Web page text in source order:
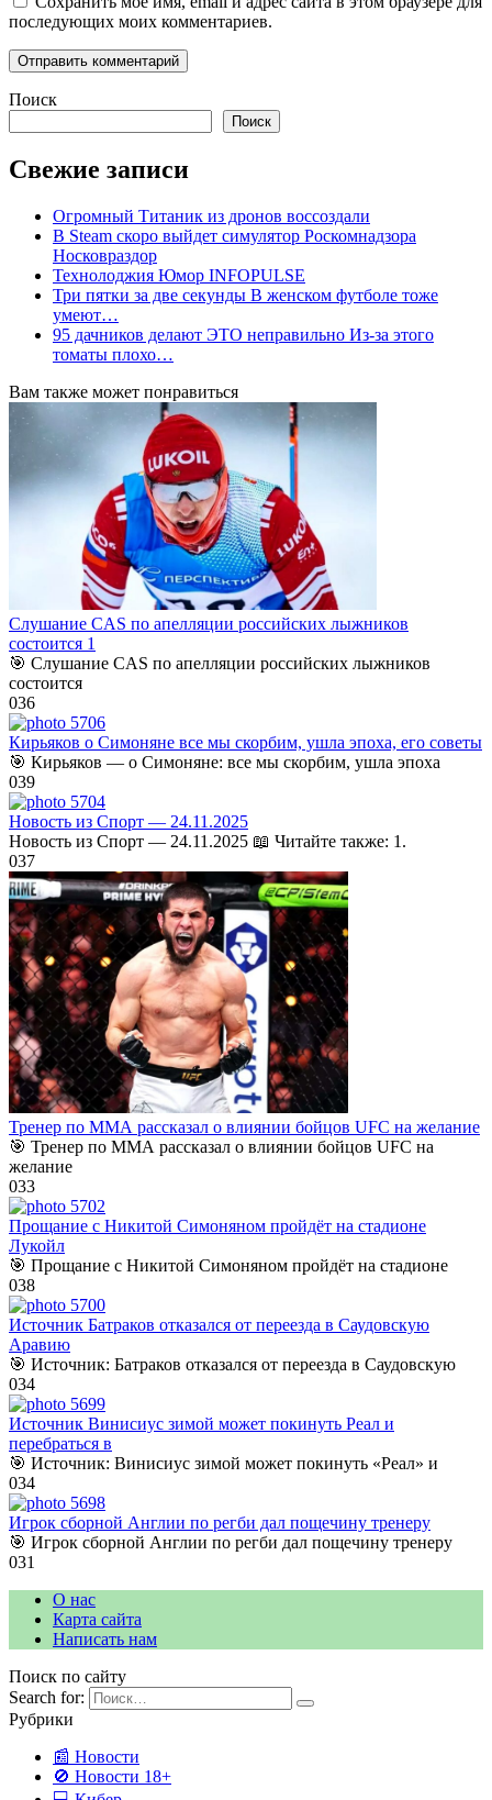
последующих моих комментариев.
Поиск
Поиск
Свежие записи
Огромный Титаник из дронов воссоздали
В Steam скоро выйдет симулятор Роскомнадзора
Носковраздор
Технолоджия Юмор INFOPULSE
Три пятки за две секунды В женском футболе тоже
умеют…
95 дачников делают ЭТО неправильно Из-за этого
томаты плохо…
Вам также может понравиться
Слушание CAS по апелляции российских лыжников
состоится 1
🎯 Слушание CAS по апелляции российских лыжников
состоится
036
Кирьяков о Симоняне все мы скорбим, ушла эпоха, его советы
🎯 Кирьяков — о Симоняне: все мы скорбим, ушла эпоха
039
Новость из Спорт — 24.11.2025
Новость из Спорт — 24.11.2025 📖 Читайте также: 1.
037
Тренер по ММА рассказал о влиянии бойцов UFC на желание
🎯 Тренер по ММА рассказал о влиянии бойцов UFC на
желание
033
Прощание с Никитой Симоняном пройдёт на стадионе
Лукойл
🎯 Прощание с Никитой Симоняном пройдёт на стадионе
038
Источник Батраков отказался от переезда в Саудовскую
Аравию
🎯 Источник: Батраков отказался от переезда в Саудовскую
034
Источник Винисиус зимой может покинуть Реал и
перебраться в
🎯 Источник: Винисиус зимой может покинуть «Реал» и
034
Игрок сборной Англии по регби дал пощечину тренеру
🎯 Игрок сборной Англии по регби дал пощечину тренеру
031
О нас
Карта сайта
Написать нам
Поиск по сайту
Search for:
Рубрики
📰 Новости
🚫 Новости 18+